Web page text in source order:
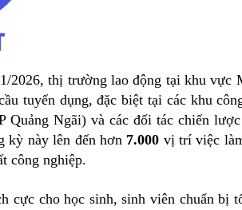
2026, thị trường lao động tại khu vực
tuyển dụng, đặc biệt tại các khu
Quảng Ngãi) và các đối tác chiến
kỳ này lên đến hơn 7.000 vị trí việc
công nghiệp.
cực cho học sinh, sinh viên chuẩn bị